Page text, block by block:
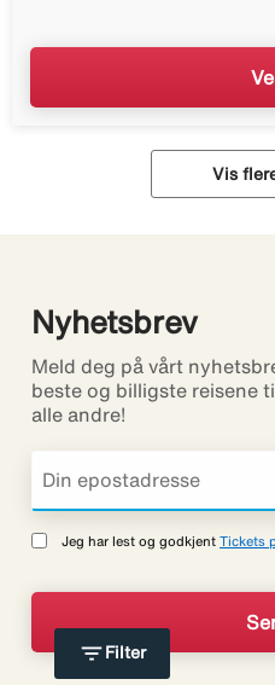
filter_list Filter
Vis
Nyhetsbrev
Meld deg på vårt
beste og billigste reisene
alle andre!
Jeg har lest og godkjent Tickets